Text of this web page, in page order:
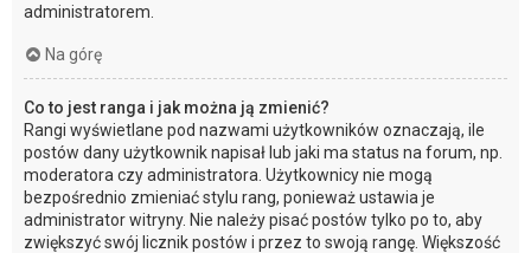
administratorem.
Na górę
Co to jest ranga i jak można ją zmienić?
Rangi wyświetlane pod nazwami użytkowników oznaczają, ile
postów dany użytkownik napisał lub jaki ma status na forum, np.
moderatora czy administratora. Użytkownicy nie mogą
bezpośrednio zmieniać stylu rang, ponieważ ustawia je
administrator witryny. Nie należy pisać postów tylko po to, aby
zwiększyć swój licznik postów i przez to swoją rangę. Większość